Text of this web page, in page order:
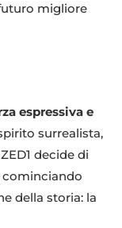
migliore
espressiva e
surrealista,
decide di
cominciando
della storia: la